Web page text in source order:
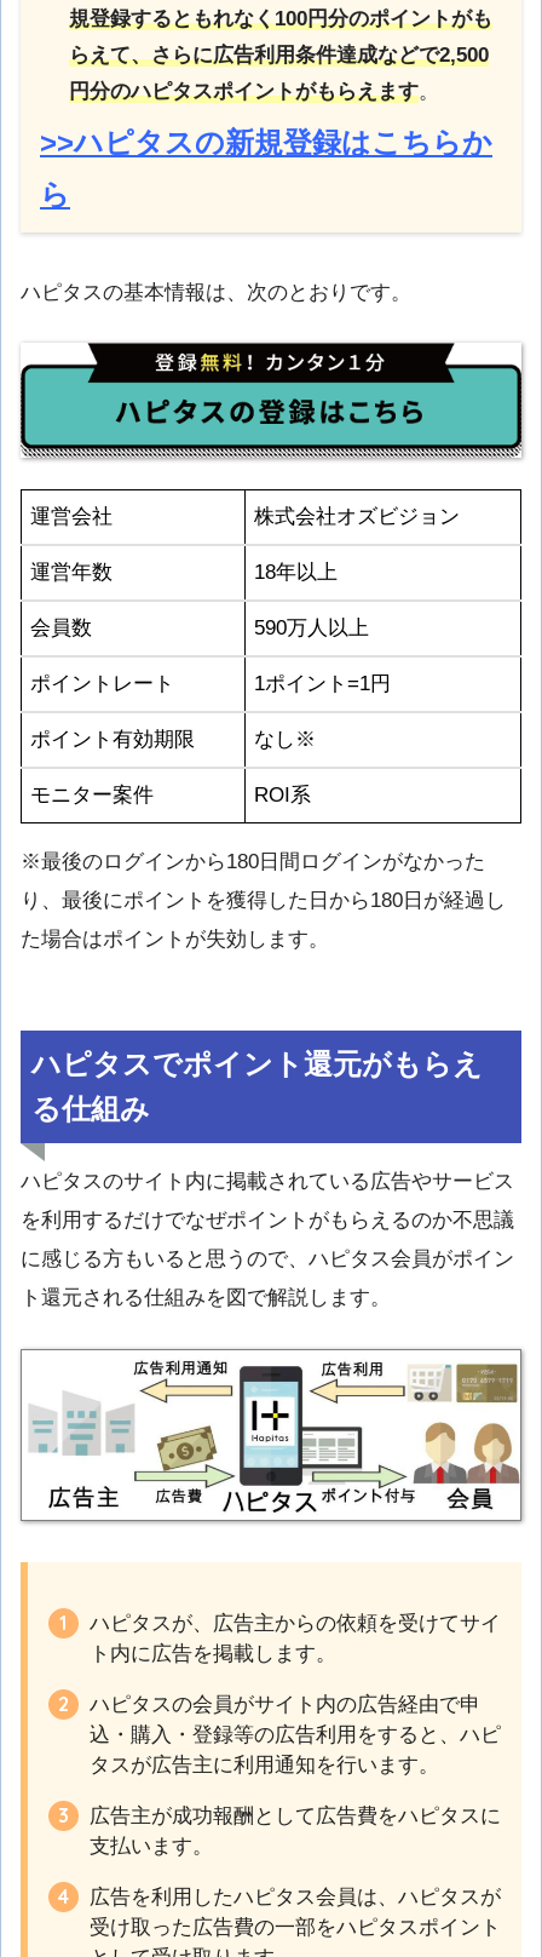
規登録するともれなく100円分のポイントがも
らえて、さらに広告利用条件達成などで2,500
円分のハピタスポイントがもらえます。
>>ハピタスの新規登録はこちらか
ら
ハピタスの基本情報は、次のとおりです。
運営会社 株式会社オズビジョン
運営年数 18年以上
会員数 590万人以上
ポイントレート 1ポイント=1円
ポイント有効期限 なし※
モニター案件 ROI系
※最後のログインから180日間ログインがなかった
り、最後にポイントを獲得した日から180日が経過し
た場合はポイントが失効します。
ハピタスでポイント還元がもらえ
る仕組み
ハピタスのサイト内に掲載されている広告やサービス
を利用するだけでなぜポイントがもらえるのか不思議
に感じる方もいると思うので、ハピタス会員がポイン
ト還元される仕組みを図で解説します。
ハピタスが、広告主からの依頼を受けてサイ
ト内に広告を掲載します。
ハピタスの会員がサイト内の広告経由で申
込・購入・登録等の広告利用をすると、ハピ
タスが広告主に利用通知を行います。
広告主が成功報酬として広告費をハピタスに
支払います。
広告を利用したハピタス会員は、ハピタスが
受け取った広告費の一部をハピタスポイント